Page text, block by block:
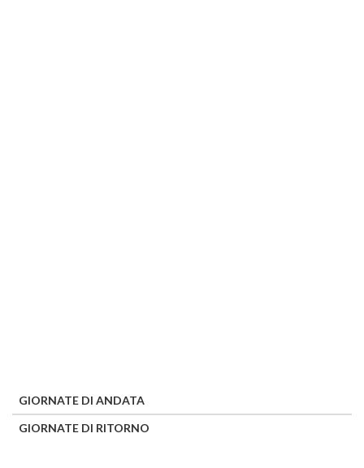
GIORNATE DI ANDATA
GIORNATE DI RITORNO